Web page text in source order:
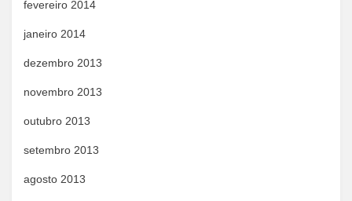
fevereiro 2014
janeiro 2014
dezembro 2013
novembro 2013
outubro 2013
setembro 2013
agosto 2013